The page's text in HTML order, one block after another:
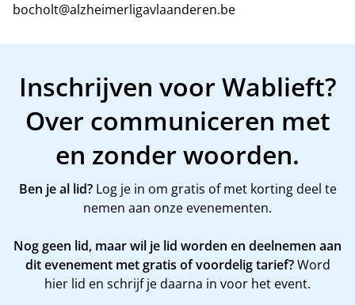
bocholt@alzheimerligavlaanderen.be
Inschrijven voor Wablieft?
Over communiceren met
en zonder woorden.
Ben je al lid?Log je in om gratis of met korting deel te
nemen aan onze evenementen.
Nog geen lid, maar wil je lid worden en deelnemen aan
dit evenement met gratis of voordelig tarief?Word
hier lid en schrijf je daarna in voor het event.